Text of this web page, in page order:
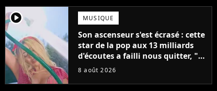
player2 MUSIQUE
Son ascenseur s'est écrasé : cette
star de la pop aux 13 milliards
d'écoutes a failli nous quitter, "Je
pensais ne plus jamais chanter"
8 août 2026